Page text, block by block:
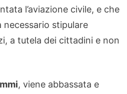
l’aviazione civile, e che
necessario stipulare
a tutela dei cittadini e non
, viene abbassata e